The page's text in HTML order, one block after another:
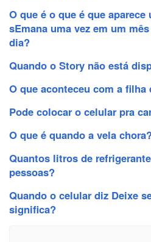
O que é o que é que aparece
sEmana uma vez em um
dia?
Quando o Story não está
O que aconteceu com a
Pode colocar o celular pra
O que é quando a vela
Quantos litros de
pessoas?
Quando o celular diz Deixe
significa?